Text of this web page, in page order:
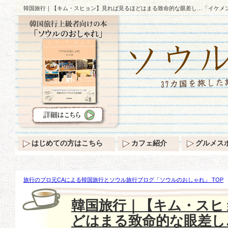
韓国旅行｜【キム・スヒョン】見れば見るほどはまる致命的な眼差し…「イケメ
旅行のプロ元CAによる韓国旅行とソウル旅行ブログ「ソウルのおしゃれ」 TOP
【キム・スヒョン】見れば見るほどはまる致命的な眼差し…「イケメンの定石」♪
韓国旅行｜【キム・ス
どはまる致命的な眼差
はじめての方はこちら カフェ紹介 グルメス